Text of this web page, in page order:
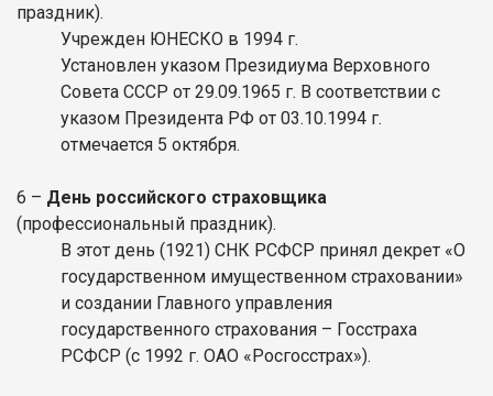
праздник).
Учрежден ЮНЕСКО в 1994 г.
Установлен указом Президиума Верховного
Совета СССР от 29.09.1965 г. В соответствии с
указом Президента РФ от 03.10.1994 г.
отмечается 5 октября.
6 – День российского страховщика
(профессиональный праздник).
В этот день (1921) СНК РСФСР принял декрет «О
государственном имущественном страховании»
и создании Главного управления
государственного страхования – Госстраха
РСФСР (с 1992 г. ОАО «Росгосстрах»).